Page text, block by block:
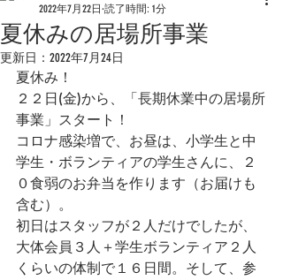
夏休みの居場所事業
2022年7月22日 読了時間: 1分
更新日： 2022年7月24日
夏休み！
２２日(金)から、「長期休業中の居場所
事業」スタート！
コロナ感染増で、お昼は、小学生と中
学生・ボランティアの学生さんに、２
０食弱のお弁当を作ります（お届けも
含む）。
初日はスタッフが２人だけでしたが、
大体会員３人＋学生ボランティア２人
くらいの体制で１６日間。そして、参